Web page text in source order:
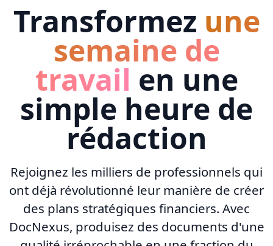
Transformez une
semaine de
travail en une
simple heure de
rédaction
Rejoignez les milliers de professionnels qui
ont déjà révolutionné leur manière de créer
des plans stratégiques financiers. Avec
DocNexus, produisez des documents d'une